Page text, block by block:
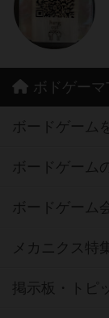
ボドゲーマ
ボードゲーム
ボードゲーム
ボードゲーム
メカニクス特集
掲示板・トピ